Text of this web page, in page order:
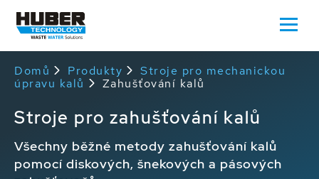
Domů Produkty
Stroje pro mechanickou
úpravu kalů
Zahušťování kalů
Stroje pro zahušťování kalů
Všechny běžné metody zahušťování kalů
pomocí diskových, šnekových a pásových